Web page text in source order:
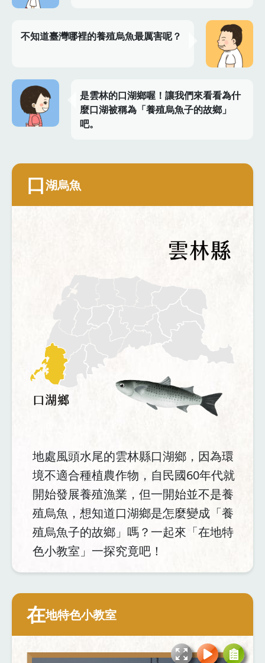
不知道臺灣哪裡的養殖烏魚最厲害呢？
是雲林的口湖鄉喔！讓我們來看看為什
麼口湖被稱為「養殖烏魚子的故鄉」
吧。
口湖烏魚
地處風頭水尾的雲林縣口湖鄉，因為環
境不適合種植農作物，自民國60年代就
開始發展養殖漁業，但一開始並不是養
殖烏魚，想知道口湖鄉是怎麼變成「養
殖烏魚子的故鄉」嗎？一起來「在地特
色小教室」一探究竟吧！
在地特色小教室